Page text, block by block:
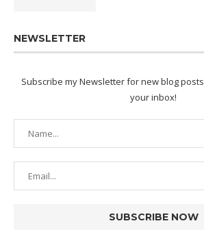
NEWSLETTER
Subscribe my Newsletter for new blog
your inbox!